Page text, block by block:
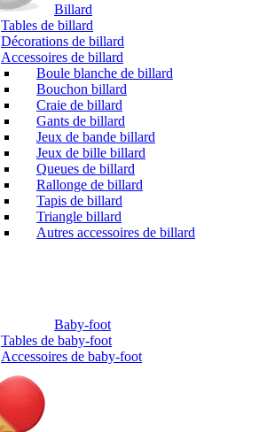
Billard
Tables de billard
Décorations de billard
Accessoires de billard
Boule blanche de billard
Bouchon billard
Craie de billard
Gants de billard
Jeux de bande billard
Jeux de bille billard
Queues de billard
Rallonge de billard
Tapis de billard
Triangle billard
Autres accessoires de billard
Baby-foot
Tables de baby-foot
Accessoires de baby-foot